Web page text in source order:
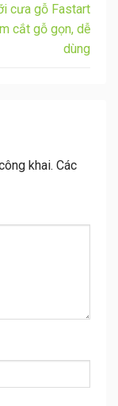
cưa gỗ Fastart
cắt gỗ gọn, dễ
dùng
khai. Các